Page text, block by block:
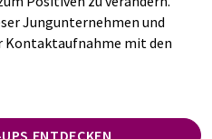
Jungunternehmen und
Kontaktaufnahme mit den
ENTDECKEN